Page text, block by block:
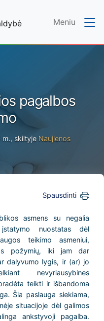
Meniu
pagalbos
skiltyje Naujienos
Spausdinti
asmens su negalia
nuostatas dėl
teikimo asmeniui,
požymių, iki jam dar
dalyvumo lygis, ir (ar) jo
nevyriausybines
teikti ir išbandoma
Šia paslauga siekiama,
situacijoje dėl galimos
ankstyvoji pagalba.